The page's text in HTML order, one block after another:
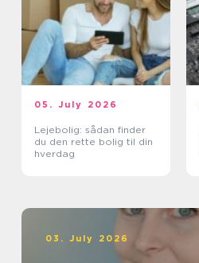
05. July 2026
Lejebolig: sådan finder
du den rette bolig til din
hverdag
03. July 2026